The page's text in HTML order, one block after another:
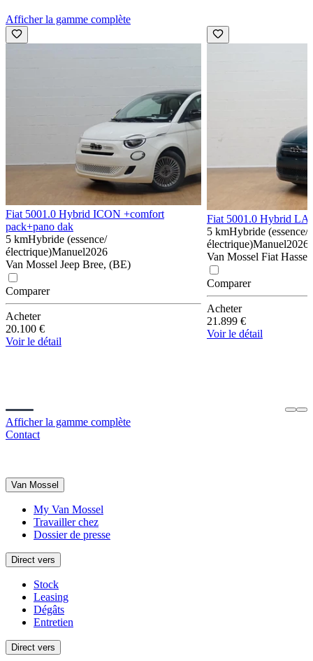
Afficher la gamme complète
Fiat 5001.0 Hybrid ICON +comfort
pack+pano dak
5 kmHybride (essence/
électrique)Manuel2026
Van Mossel Jeep Bree, (BE)
Comparer
Acheter
20.100 €
Voir le détail
Fiat 5001.0 Hybrid LA
5 kmHybride (essence/
électrique)Manuel2026
Van Mossel Fiat
Comparer
Acheter
21.899 €
Voir le détail
Afficher la gamme complète
Contact
Van Mossel
My Van Mossel
Travailler chez
Dossier de presse
Direct vers
Stock
Leasing
Dégâts
Entretien
Direct vers